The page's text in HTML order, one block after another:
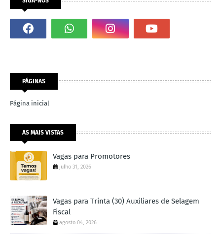
PÁGINAS
Página inicial
AS MAIS VISTAS
Vagas para Promotores
julho 31, 2026
Vagas para Trinta (30) Auxiliares de Selagem
Fiscal
agosto 04, 2026